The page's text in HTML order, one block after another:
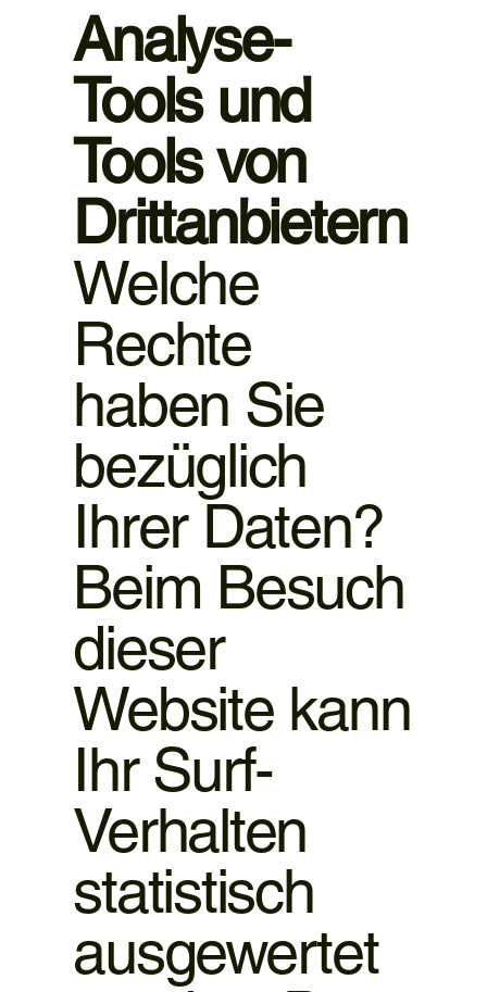
Analyse-
Tools und
Tools von
Dritt­anbietern
Welche
Rechte
haben Sie
bezüglich
Ihrer Daten?
Beim Besuch
dieser
Website kann
Ihr Surf-
Verhalten
statistisch
ausgewertet